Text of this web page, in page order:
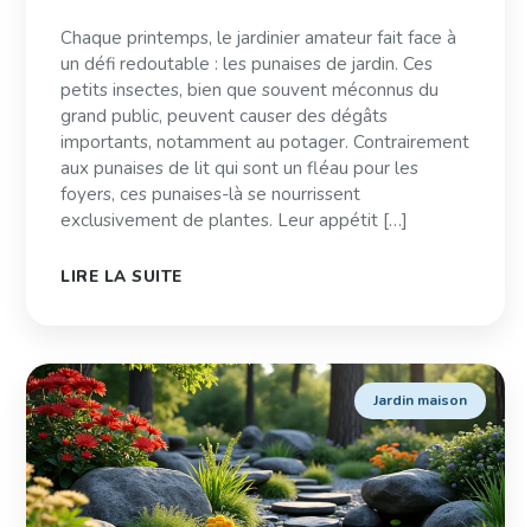
Chaque printemps, le jardinier amateur fait face à
un défi redoutable : les punaises de jardin. Ces
petits insectes, bien que souvent méconnus du
grand public, peuvent causer des dégâts
importants, notamment au potager. Contrairement
aux punaises de lit qui sont un fléau pour les
foyers, ces punaises-là se nourrissent
exclusivement de plantes. Leur appétit […]
LIRE LA SUITE
Jardin maison